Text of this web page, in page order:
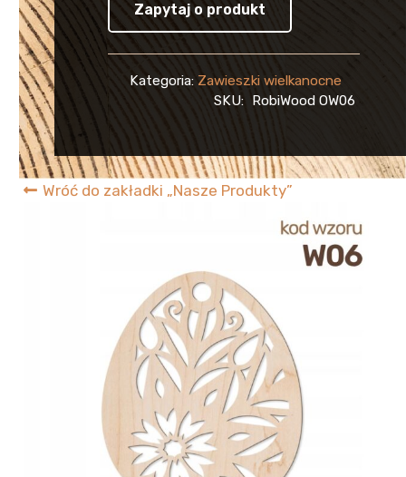
Wróć do zakładki „Nasze Produkty”
EKO
-
Zapytaj o produkt
Kategoria: Zawieszki wielkanocne
SKU: RobiWood OW06